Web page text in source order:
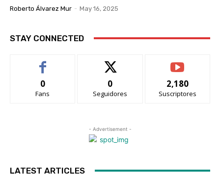
Roberto Álvarez Mur - May 16, 2025
STAY CONNECTED
0
Fans
0
Seguidores
2,180
Suscriptores
- Advertisement -
LATEST ARTICLES